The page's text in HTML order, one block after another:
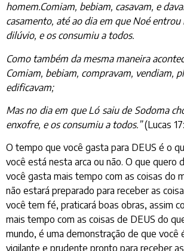
homem.Comiam, bebiam, casavam, e
casamento, até ao dia em que Noé entrou
dilúvio, e os consumiu a todos.
Como também da mesma maneira
Comiam, bebiam, compravam, vendiam,
edificavam;
Mas no dia em que Ló saiu de Sodoma
enxofre, e os consumiu a todos.”(Lucas
O tempo que você gasta para DEUS é o
você está nesta arca ou não. O que quero
você gasta mais tempo com as coisas do
não estará preparado para receber as
você tem fé, praticará boas obras, assim
mais tempo com as coisas de DEUS do
mundo, é uma demonstração de que você
vigilante e prudente pronto para receber